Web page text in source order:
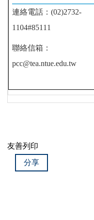
連絡電話：(02)2732-
1104#85111
聯絡信箱：
pcc@tea.ntue.edu.tw
友善列印
分享